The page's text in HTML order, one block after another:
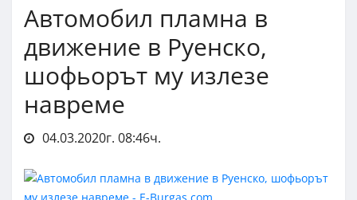
Автомобил пламна в
движение в Руенско,
шофьорът му излезе
навреме
04.03.2020г. 08:46ч.